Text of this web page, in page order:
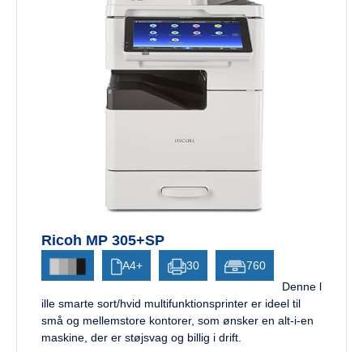
Ricoh MP 305+SP
A4+ 30
760
Denne l
ille smarte sort/hvid multifunktionsprinter er ideel til
små og mellemstore kontorer, som ønsker en alt-i-en
maskine, der er støjsvag og billig i drift.